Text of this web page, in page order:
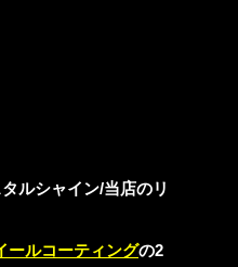
ルシャイン/当店のリ
ールコーティングの2